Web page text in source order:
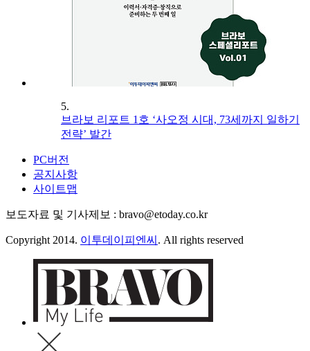
5.
브라보 리포트 1호 ‘사오정 시대, 73세까지 일하기
전략’ 발간
PC버전
공지사항
사이트맵
보도자료 및 기사제보 : bravo@etoday.co.kr
Copyright 2014. 이투데이피엔씨 . All rights reserved